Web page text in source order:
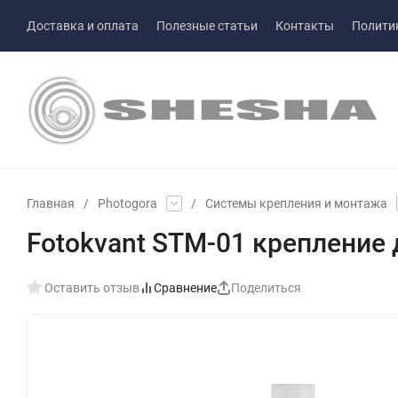
Доставка и оплата Полезные статьи Контакты
Главная / Photogora / Системы крепления и монтажа
Fotokvant STM-01
Оставить отзыв Сравнение Поделиться